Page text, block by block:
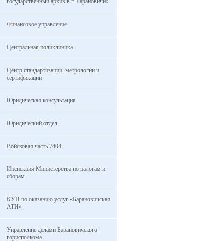
государственный архив в г. Барановичи»
Финансовое управление
Центральная поликлиника
Центр стандартизации, метрологии и
сертификации
Юридическая консультация
Юридический отдел
Войсковая часть 7404
Инспекция Министерства по налогам и
сборам
КУП по оказанию услуг «Барановичская
АТИ»
Управление делами Барановичского
горисполкома